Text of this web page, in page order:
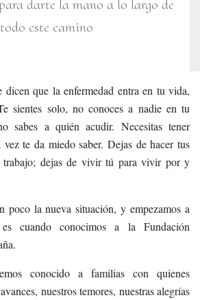
darte la mano a lo largo de
todo este camino
que la enfermedad entra en tu vida,
sientes solo, no conoces a nadie en tu
sabes a quién acudir. Necesitas tener
te da miedo saber. Dejas de hacer tus
trabajo; dejas de vivir tú para vivir por y
poco la nueva situación, y empezamos a
cuando conocimos a la Fundación
conocido a familias con quienes
nuestros temores, nuestras alegrías